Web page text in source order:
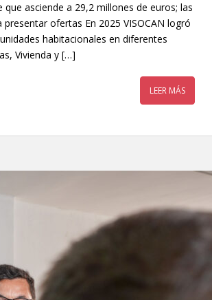
asciende a 29,2 millones de euros; las
ofertas En 2025 VISOCAN logró
habitacionales en diferentes
Vivienda y […]
LEER MÁS